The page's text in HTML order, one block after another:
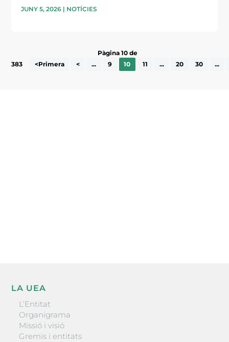
JUNY 5, 2026 | NOTÍCIES
Pàgina 10 de
383
<Primera < ... 9 10 11 ... 20 30 ...
LA UEA
L’Entitat
Organigrama
Missió i visió
Gremis i entitats